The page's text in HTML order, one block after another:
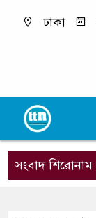
ঢাকা
সংবাদ শিরোনাম